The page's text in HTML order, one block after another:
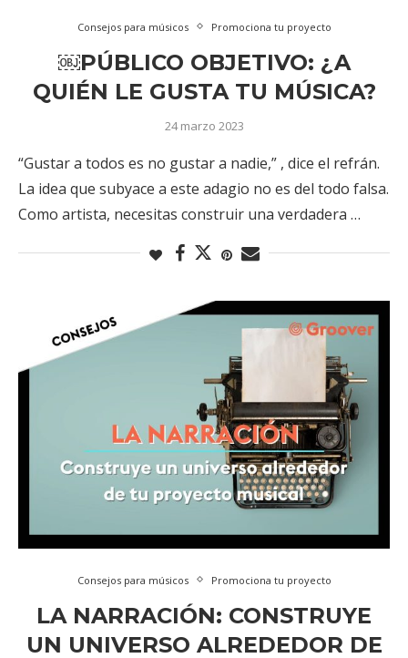
Consejos para músicos Promociona tu proyecto
￼PÚBLICO OBJETIVO: ¿A
QUIÉN LE GUSTA TU MÚSICA?
24 marzo 2023
“Gustar a todos es no gustar a nadie,” , dice el refrán.
La idea que subyace a este adagio no es del todo falsa.
Como artista, necesitas construir una verdadera …
Consejos para músicos Promociona tu proyecto
LA NARRACIÓN: CONSTRUYE
UN UNIVERSO ALREDEDOR DE